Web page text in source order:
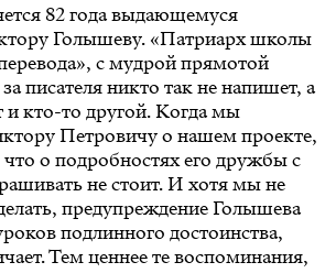
82 года выдающемуся
Голышеву. «Патриарх школы
с мудрой прямотой
писателя никто так не напишет, а
и кто-то другой. Когда мы
Петровичу о нашем проекте,
о подробностях его дружбы с
не стоит. И хотя мы не
предупреждение Голышева
подлинного достоинства,
Тем ценнее те воспоминания,